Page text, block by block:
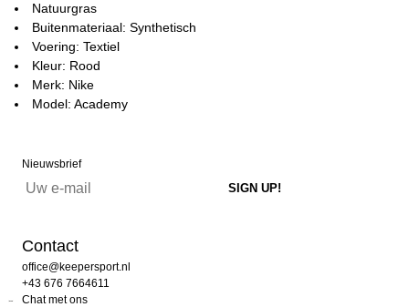
Natuurgras
Buitenmateriaal: Synthetisch
Voering: Textiel
Kleur: Rood
Merk: Nike
Model: Academy
Nieuwsbrief
Contact
office@keepersport.nl
+43 676 7664611
Chat met ons